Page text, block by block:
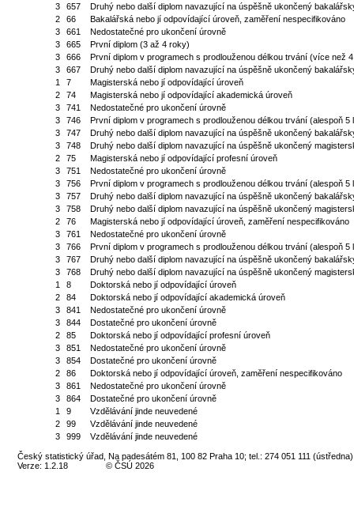
3
657
Druhý nebo další diplom navazující na úspěšně ukončený
2
66
Bakalářská nebo jí odpovídající úroveň, zaměření nespecifikováno
3
661
Nedostatečné pro ukončení úrovně
3
665
První diplom (3 až 4 roky)
3
666
První diplom v programech s prodlouženou délkou trvání (více než
3
667
Druhý nebo další diplom navazující na úspěšně ukončený
1
7
Magisterská nebo jí odpovídající úroveň
2
74
Magisterská nebo jí odpovídající akademická úroveň
3
741
Nedostatečné pro ukončení úrovně
3
746
První diplom v programech s prodlouženou délkou trvání (alespoň 5
3
747
Druhý nebo další diplom navazující na úspěšně ukončený
3
748
Druhý nebo další diplom navazující na úspěšně ukončený
2
75
Magisterská nebo jí odpovídající profesní úroveň
3
751
Nedostatečné pro ukončení úrovně
3
756
První diplom v programech s prodlouženou délkou trvání (alespoň 5
3
757
Druhý nebo další diplom navazující na úspěšně ukončený
3
758
Druhý nebo další diplom navazující na úspěšně ukončený
2
76
Magisterská nebo jí odpovídající úroveň, zaměření nespecifikováno
3
761
Nedostatečné pro ukončení úrovně
3
766
První diplom v programech s prodlouženou délkou trvání (alespoň 5
3
767
Druhý nebo další diplom navazující na úspěšně ukončený
3
768
Druhý nebo další diplom navazující na úspěšně ukončený
1
8
Doktorská nebo jí odpovídající úroveň
2
84
Doktorská nebo jí odpovídající akademická úroveň
3
841
Nedostatečné pro ukončení úrovně
3
844
Dostatečné pro ukončení úrovně
2
85
Doktorská nebo jí odpovídající profesní úroveň
3
851
Nedostatečné pro ukončení úrovně
3
854
Dostatečné pro ukončení úrovně
2
86
Doktorská nebo jí odpovídající úroveň, zaměření nespecifikováno
3
861
Nedostatečné pro ukončení úrovně
3
864
Dostatečné pro ukončení úrovně
1
9
Vzdělávání jinde neuvedené
2
99
Vzdělávání jinde neuvedené
3
999 Vzdělávání jinde neuvedené
Český statistický úřad, Na padesátém 81, 100 82 Praha 10; tel.: 274 051 111 (ústředna)
Verze: 1.2.18
© ČSÚ 2026